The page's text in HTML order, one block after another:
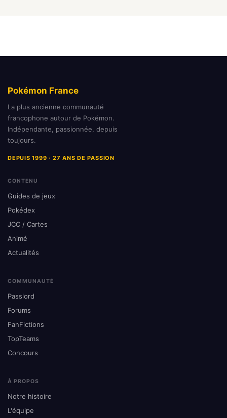
Pokémon France
La plus ancienne communauté
francophone autour de Pokémon.
Indépendante, passionnée, depuis
toujours.
DEPUIS 1999 · 27 ANS DE PASSION
CONTENU
Guides de jeux
Pokédex
JCC / Cartes
Animé
Actualités
COMMUNAUTÉ
Passlord
Forums
FanFictions
TopTeams
Concours
À PROPOS
Notre histoire
L'équipe